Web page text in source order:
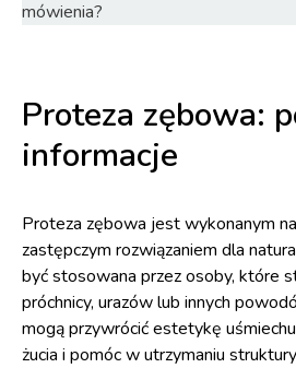
mówienia?
Proteza zębowa:
informacje
Proteza zębowa jest wykonanym
zastępczym rozwiązaniem dla
być stosowana przez osoby, które
próchnicy, urazów lub innych
mogą przywrócić estetykę
żucia i pomóc w utrzymaniu